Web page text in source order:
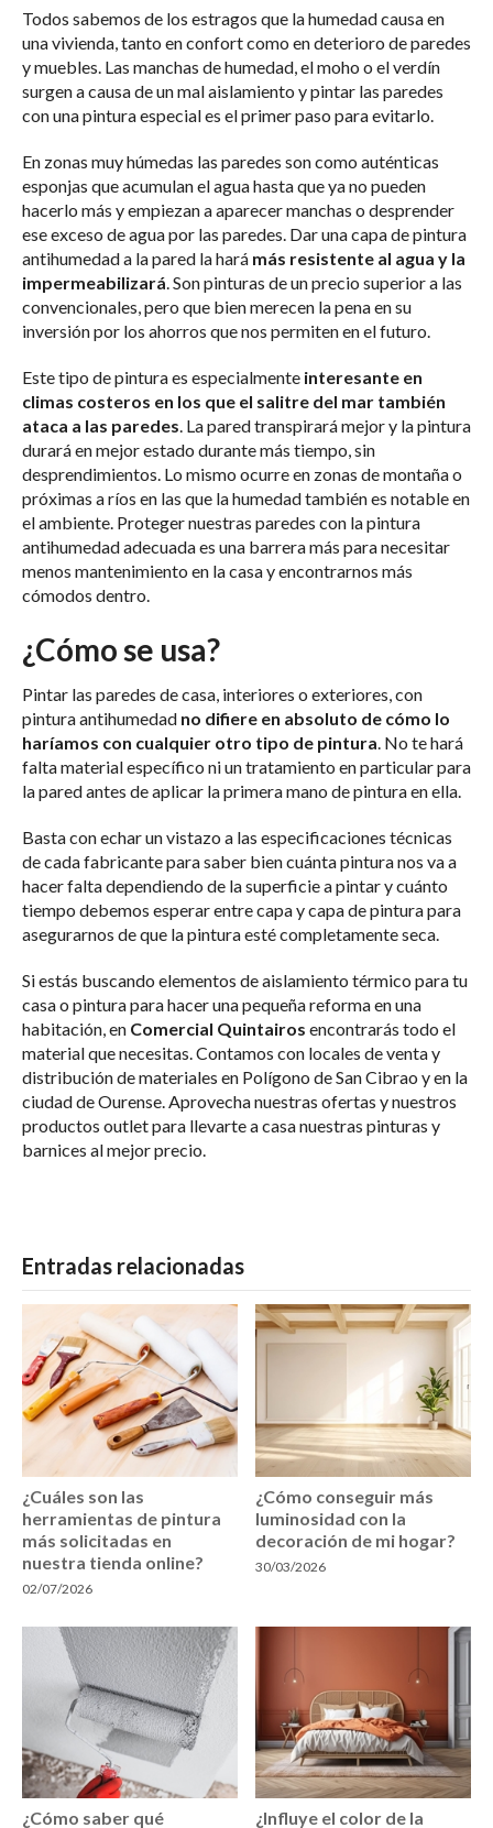
Todos sabemos de los estragos que la humedad causa en
una vivienda, tanto en confort como en deterioro de paredes
y muebles. Las manchas de humedad, el moho o el verdín
surgen a causa de un mal aislamiento y pintar las paredes
con una pintura especial es el primer paso para evitarlo.
En zonas muy húmedas las paredes son como auténticas
esponjas que acumulan el agua hasta que ya no pueden
hacerlo más y empiezan a aparecer manchas o desprender
ese exceso de agua por las paredes. Dar una capa de pintura
antihumedad a la pared la hará más resistente al agua y la
impermeabilizará. Son pinturas de un precio superior a las
convencionales, pero que bien merecen la pena en su
inversión por los ahorros que nos permiten en el futuro.
Este tipo de pintura es especialmente interesante en
climas costeros en los que el salitre del mar también
ataca a las paredes. La pared transpirará mejor y la pintura
durará en mejor estado durante más tiempo, sin
desprendimientos. Lo mismo ocurre en zonas de montaña o
próximas a ríos en las que la humedad también es notable en
el ambiente. Proteger nuestras paredes con la pintura
antihumedad adecuada es una barrera más para necesitar
menos mantenimiento en la casa y encontrarnos más
cómodos dentro.
¿Cómo se usa?
Pintar las paredes de casa, interiores o exteriores, con
pintura antihumedad no difiere en absoluto de cómo lo
haríamos con cualquier otro tipo de pintura. No te hará
falta material específico ni un tratamiento en particular para
la pared antes de aplicar la primera mano de pintura en ella.
Basta con echar un vistazo a las especificaciones técnicas
de cada fabricante para saber bien cuánta pintura nos va a
hacer falta dependiendo de la superficie a pintar y cuánto
tiempo debemos esperar entre capa y capa de pintura para
asegurarnos de que la pintura esté completamente seca.
Si estás buscando elementos de aislamiento térmico para tu
casa o pintura para hacer una pequeña reforma en una
habitación, en Comercial Quintairos encontrarás todo el
material que necesitas. Contamos con locales de venta y
distribución de materiales en Polígono de San Cibrao y en la
ciudad de Ourense. Aprovecha nuestras ofertas y nuestros
productos outlet para llevarte a casa nuestras pinturas y
barnices al mejor precio.
Entradas relacionadas
¿Cuáles son las
herramientas de pintura
más solicitadas en
nuestra tienda online?
02/07/2026
¿Cómo conseguir más
luminosidad con la
decoración de mi hogar?
30/03/2026
¿Cómo saber qué ¿Influye el color de la